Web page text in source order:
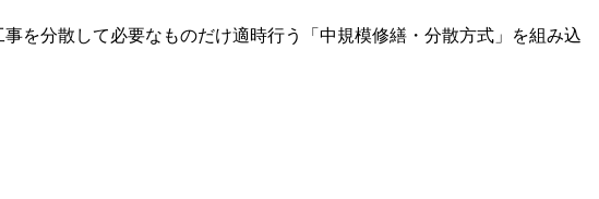
を分散して必要なものだけ適時行う「中規模修繕・分散方式」を組み込